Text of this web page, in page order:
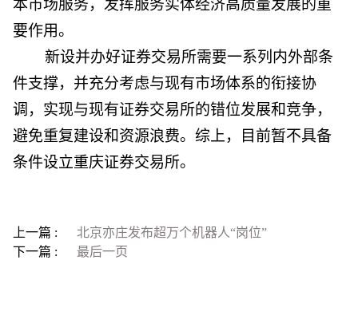
本市场服务，发挥服务实体经济高质量发展的重
要作用。
新设并办好证券交易所需要一系列内外部条
件支撑，并充分考虑与现有市场体系的衔接协
调，实现与现有证券交易所的错位发展和竞争，
避免重复建设和资源浪费。综上，目前暂不具备
条件设立重庆证券交易所。
上一篇 :
北京亦庄发布超万个机器人“岗位”
下一篇 :
最后一页